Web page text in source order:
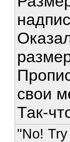
свои
Так-
"No!